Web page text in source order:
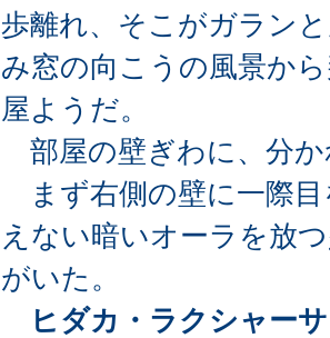
歩離れ、そこがガラン
み窓の向こうの風景か
屋ようだ。
部屋の壁ぎわに、分
まず右側の壁に一際目
えない暗いオーラを放
がいた。
ヒダカ・ラクシャーサ